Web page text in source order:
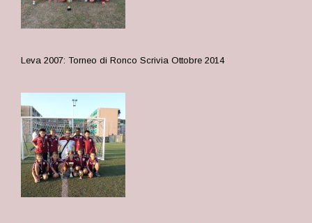
Leva 2007: Torneo di Ronco Scrivia Ottobre 2014